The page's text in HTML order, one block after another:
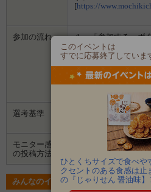
[https://
参加の流れ
１．「参加する」ボ
します。
２．募集期間の終了
せがあります。
３．企業から商品な
４．試していただい
選考基準
ブログやインスタグ
モニター感想
の投稿方法
みんなのイベントの意気込み
このイベントは
すでに応募終了していま
ひとくちサイズで食べや
クセントのある食感は止
の『じゃりせん 醤油味】